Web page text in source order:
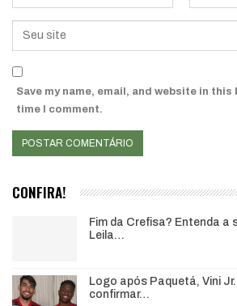
Save my name, email, and website in
time I comment.
CONFIRA!
Fim da Crefisa? Entenda a
Leila…
Logo após Paquetá, Vini
confirmar…